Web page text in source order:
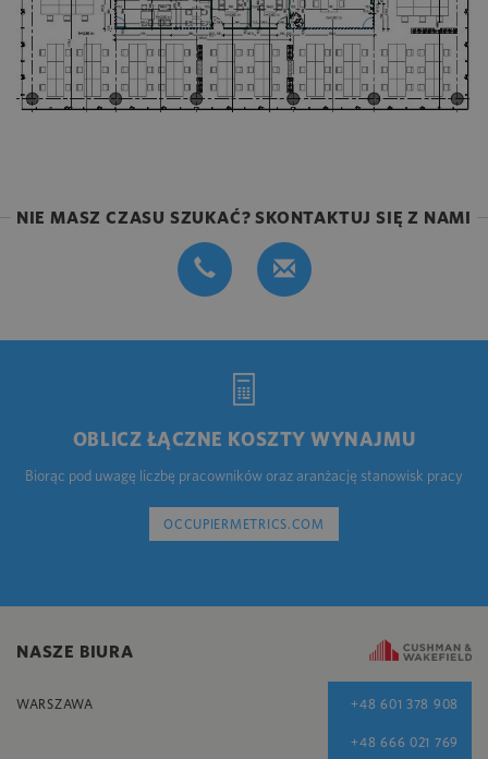
NIE MASZ CZASU SZUKAĆ? SKONTAKTUJ SIĘ Z NAMI
OBLICZ ŁĄCZNE KOSZTY WYNAJMU
Biorąc pod uwagę liczbę pracowników oraz aranżację stanowisk pracy
OCCUPIERMETRICS.COM
NASZE BIURA
WARSZAWA +48 601 378 908
+48 666 021 769